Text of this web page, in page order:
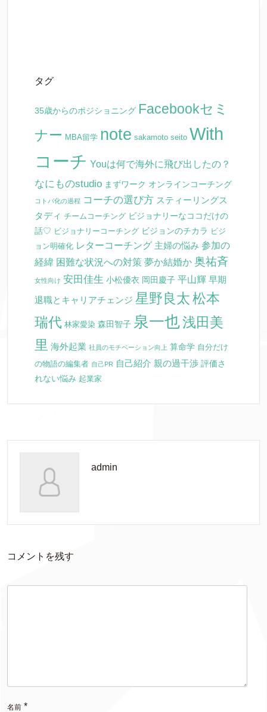
タグ
35歳からのポジショニング Facebookセミ
ナー MBA留学 note sakamoto seito With
コーチ Youは何で海外に飛び出したの？
なにものstudio まずワーク オンラインコーチング
コトバ化の過程 コーチの選び方 スティーリングス
タディ チームコーチング ビジョナリーなココだけの
話♡ ビジョナリーコーチング ビジョンのチカラ ビジ
ョン明確化 レターコーチング 主婦の悩み 参加の
経緯 困難な状況への対策 夢か結婚か 奥祐斉
女性向け 安田佳生 小松優衣 岡田慶子 平山輝 早期
退職とキャリアチェンジ 星野良太松本
瑞代 林家愛染 森田智子 泉一也浅田美
里 海外起業 社員のモチベーション向上 算命学 自分だけ
の物語の編集者 自己PR 自己紹介 親の過干渉 評価さ
れない悩み 起業家
admin
コメントを残す
名前 *